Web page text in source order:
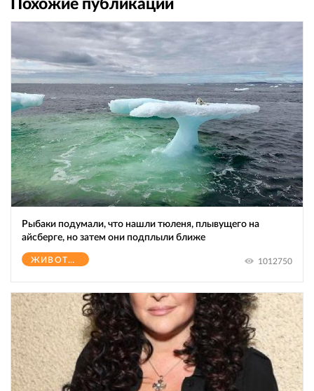
Похожие публикации
Рыбаки подумали, что нашли тюленя, плывущего на
айсберге, но затем они подплыли ближе
ЖИВОТНЫЕ 1012750